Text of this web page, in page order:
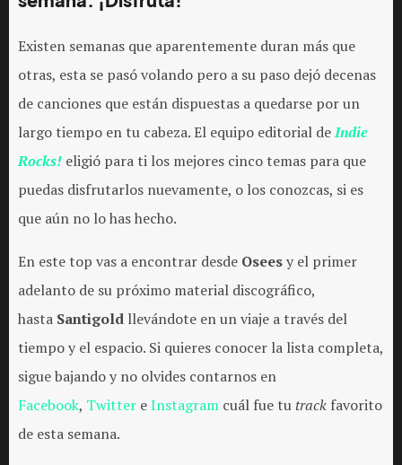
Existen semanas que aparentemente duran más que
otras, esta se pasó volando pero a su paso dejó decenas
de canciones que están dispuestas a quedarse por un
largo tiempo en tu cabeza. El equipo editorial deIndie
Rocks! eligió para ti los mejores cinco temas para que
puedas disfrutarlos nuevamente, o los conozcas, si es
que aún no lo has hecho.
En este top vas a encontrar desde Oseesy el primer
adelanto de su próximo material discográfico,
hasta Santigold llevándote en un viaje a través del
tiempo y el espacio. Si quieres conocer la lista completa,
sigue bajando y no olvides contarnos en
Facebook, Twitter eInstagram cuál fue tu track favorito
de esta semana.